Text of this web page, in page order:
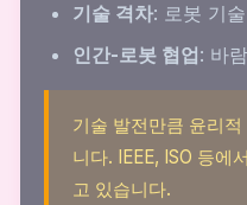
기술 격차: 로봇 기
인간-로봇 협업: 바
기술 발전만큼 윤리
니다. IEEE, ISO 등에
고 있습니다.